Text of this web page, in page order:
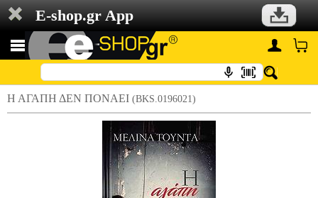
E-shop.gr App
Η ΑΓΑΠΗ ΔΕΝ ΠΟΝΑΕΙ (BKS.0196021)